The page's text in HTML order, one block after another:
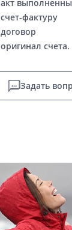
акт
счет-фактуру
договор
оригинал счета.
Задать